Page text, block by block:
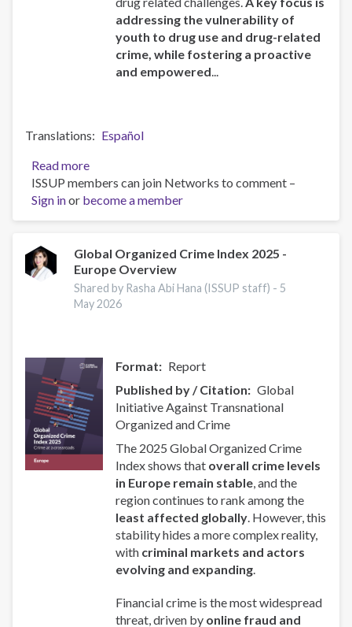
addressing the vulnerability of
youth to drug use and drug-related
crime, while fostering a proactive
and empowered...
Translations
Español
Read more
ISSUP
and
OAS/CICAD
Regional
Youth
Leaders
Network
America
ISSUP members can join Networks to comment –
Sign inor become a member
Global Organized Crime Index 2025 -
Europe Overview
Shared by Rasha Abi Hana (ISSUP staff) - 5
May 2026
Format
Report
Published by / Citation
Global
Initiative Against Transnational
Organized and Crime
The 2025 Global Organized Crime
Index shows that overall crime levels
in Europe remain stable, and the
region continues to rank among the
least affected globally. However, this
stability hides a more complex reality,
with criminal markets and actors
evolving and expanding.
Financial crime is the most widespread
threat, driven by online fraud and